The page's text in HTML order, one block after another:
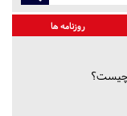
روزنامه ها
چیست؟